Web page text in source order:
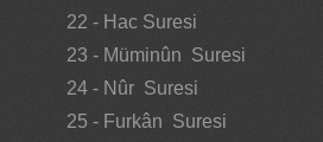
22 - Hac Suresi
23 - Müminûn Suresi
24 - Nûr Suresi
25 - Furkân Suresi